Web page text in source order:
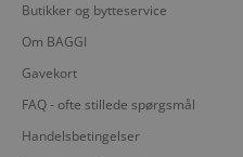
Butikker og bytteservice
Om BAGGI
Gavekort
FAQ - ofte stillede spørgsmål
Handelsbetingelser